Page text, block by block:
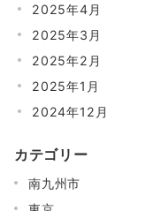
2025年4月
2025年3月
2025年2月
2025年1月
2024年12月
カテゴリー
南九州市